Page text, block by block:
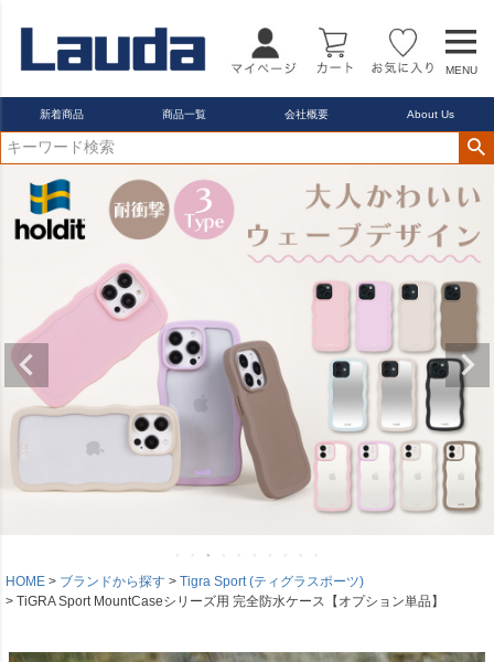
MENU
新着商品 商品一覧 会社概要 About Us
HOME ブランドから探す
Tigra Sport (ティグラスポーツ)
TiGRA Sport MountCaseシリーズ用 完全防水ケース【オプション単品】